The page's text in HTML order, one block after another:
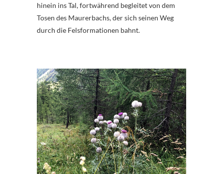
hinein ins Tal, fortwährend begleitet von dem
Tosen des Maurerbachs, der sich seinen Weg
durch die Felsformationen bahnt.